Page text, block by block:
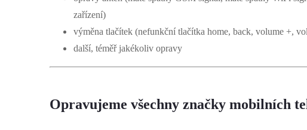
zařízení)
výměna tlačítek (nefunkční tlačítka home, back, volume +,
další, téměř jakékoliv opravy
Opravujeme všechny značky mobilních